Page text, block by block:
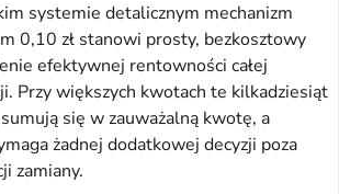
systemie detalicznym mechanizm
0,10 zł stanowi prosty, bezkosztowy
efektywnej rentowności całej
Przy większych kwotach te kilkadziesiąt
się w zauważalną kwotę, a
żadnej dodatkowej decyzji poza
zamiany.